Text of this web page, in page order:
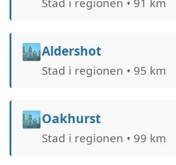
🏙️Aldershot
Stad i regionen • 95 km
🏙️Oakhurst
Stad i regionen • 99 km